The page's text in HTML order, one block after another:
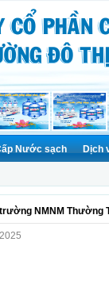
Nước sạch Dịch
NMNM Thường